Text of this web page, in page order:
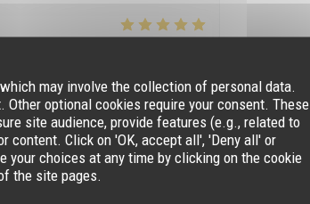
may involve the collection of personal data.
optional cookies require your consent. These
site audience, provide features (e.g., related to
content. Click on 'OK, accept all', 'Deny all' or
your choices at any time by clicking on the cookie
the site pages.
professionnalisme et son sourire !! Je